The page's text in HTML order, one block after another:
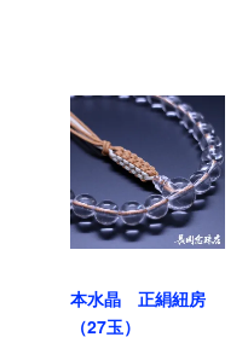
本水晶 正絹紐房
（27玉）